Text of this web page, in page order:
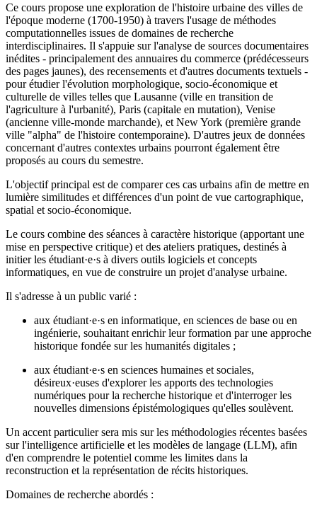
Ce cours propose une exploration de l'histoire urbaine des villes de
l'époque moderne (1700-1950) à travers l'usage de méthodes
computationnelles issues de domaines de recherche
interdisciplinaires. Il s'appuie sur l'analyse de sources documentaires
inédites - principalement des annuaires du commerce (prédécesseurs
des pages jaunes), des recensements et d'autres documents textuels -
pour étudier l'évolution morphologique, socio-économique et
culturelle de villes telles que Lausanne (ville en transition de
l'agriculture à l'urbanité), Paris (capitale en mutation), Venise
(ancienne ville-monde marchande), et New York (première grande
ville "alpha" de l'histoire contemporaine). D'autres jeux de données
concernant d'autres contextes urbains pourront également être
proposés au cours du semestre.
L'objectif principal est de comparer ces cas urbains afin de mettre en
lumière similitudes et différences d'un point de vue cartographique,
spatial et socio-économique.
Le cours combine des séances à caractère historique (apportant une
mise en perspective critique) et des ateliers pratiques, destinés à
initier les étudiant·e·s à divers outils logiciels et concepts
informatiques, en vue de construire un projet d'analyse urbaine.
Il s'adresse à un public varié :
aux étudiant·e·s en informatique, en sciences de base ou en
ingénierie, souhaitant enrichir leur formation par une approche
historique fondée sur les humanités digitales ;
aux étudiant·e·s en sciences humaines et sociales,
désireux·euses d'explorer les apports des technologies
numériques pour la recherche historique et d'interroger les
nouvelles dimensions épistémologiques qu'elles soulèvent.
Un accent particulier sera mis sur les méthodologies récentes basées
sur l'intelligence artificielle et les modèles de langage (LLM), afin
d'en comprendre le potentiel comme les limites dans la
reconstruction et la représentation de récits historiques.
Domaines de recherche abordés :